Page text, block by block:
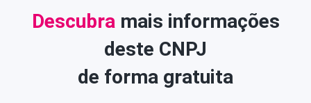
Descubra mais informações
deste CNPJ
de forma gratuita